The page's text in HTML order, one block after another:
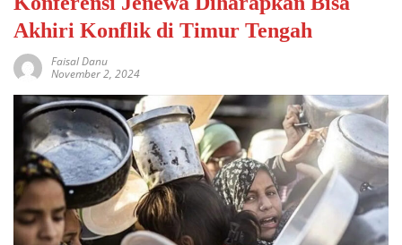
Akhiri Konflik di Timur Tengah
Faisal Danu
November 2, 2024